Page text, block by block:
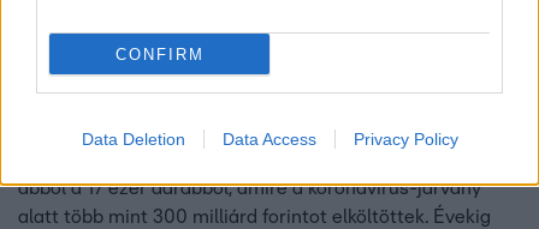
CONFIRM
Data Deletion Data Access Privacy Policy
2023. augusztus 30. 17:12
A legrosszabb forgatókönyvekre is fel kellett
készülni – ma is ezzel indokolja a kormány, hogy
300 milliárd forintot költött lélegeztetőgépekre
abból a 17 ezer darabból, amire a koronavírus-járvány
alatt több mint 300 milliárd forintot elköltöttek. Évekig